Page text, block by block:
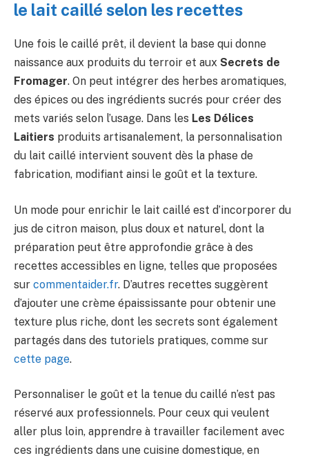
le lait caillé selon les recettes
Une fois le caillé prêt, il devient la base qui donne
naissance aux produits du terroir et aux Secrets de
Fromager. On peut intégrer des herbes aromatiques,
des épices ou des ingrédients sucrés pour créer des
mets variés selon l’usage. Dans les Les Délices
Laitiers produits artisanalement, la personnalisation
du lait caillé intervient souvent dès la phase de
fabrication, modifiant ainsi le goût et la texture.
Un mode pour enrichir le lait caillé est d’incorporer du
jus de citron maison, plus doux et naturel, dont la
préparation peut être approfondie grâce à des
recettes accessibles en ligne, telles que proposées
sur commentaider.fr. D’autres recettes suggèrent
d’ajouter une crème épaississante pour obtenir une
texture plus riche, dont les secrets sont également
partagés dans des tutoriels pratiques, comme sur
cette page.
Personnaliser le goût et la tenue du caillé n’est pas
réservé aux professionnels. Pour ceux qui veulent
aller plus loin, apprendre à travailler facilement avec
ces ingrédients dans une cuisine domestique, en